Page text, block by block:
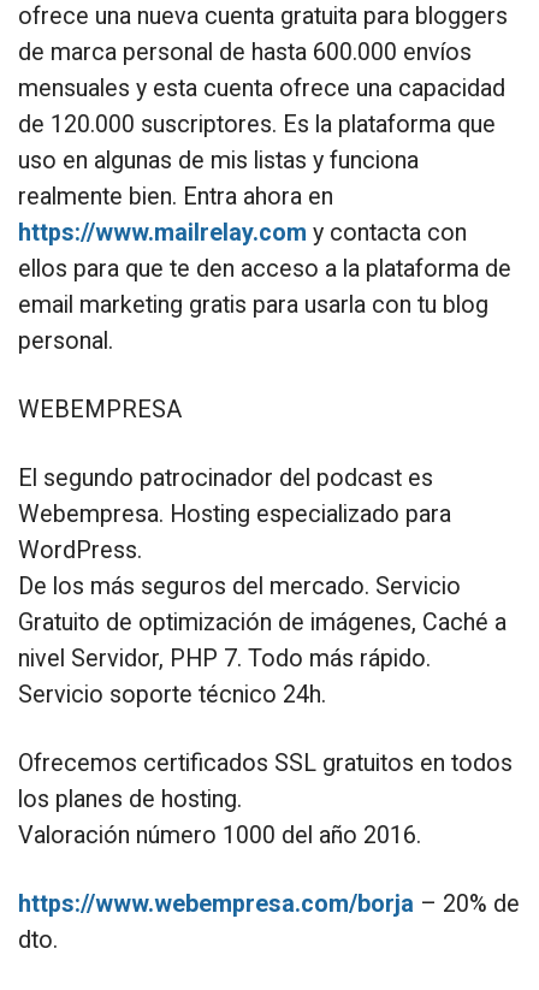
ofrece una nueva cuenta gratuita para bloggers
de marca personal de hasta 600.000 envíos
mensuales y esta cuenta ofrece una capacidad
de 120.000 suscriptores. Es la plataforma que
uso en algunas de mis listas y funciona
realmente bien. Entra ahora en
https://www.mailrelay.com y contacta con
ellos para que te den acceso a la plataforma de
email marketing gratis para usarla con tu blog
personal.
WEBEMPRESA
El segundo patrocinador del podcast es
Webempresa. Hosting especializado para
WordPress.
De los más seguros del mercado. Servicio
Gratuito de optimización de imágenes, Caché a
nivel Servidor, PHP 7. Todo más rápido.
Servicio soporte técnico 24h.
Ofrecemos certificados SSL gratuitos en todos
los planes de hosting.
Valoración número 1000 del año 2016.
https://www.webempresa.com/borja – 20% de
dto.